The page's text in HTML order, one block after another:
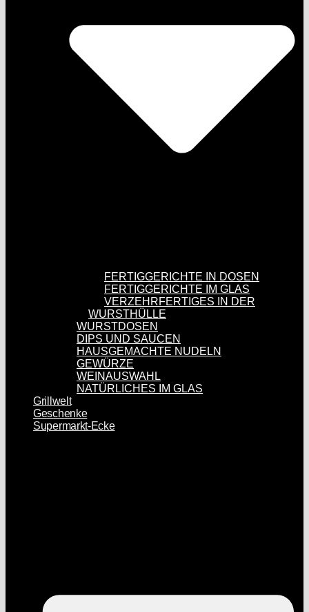
FERTIGGERICHTE IN DOSEN
FERTIGGERICHTE IM GLAS
VERZEHRFERTIGES IN DER
WURSTHÜLLE
WURSTDOSEN
DIPS UND SAUCEN
HAUSGEMACHTE NUDELN
GEWÜRZE
WEINAUSWAHL
NATÜRLICHES IM GLAS
Grillwelt
Geschenke
Supermarkt-Ecke